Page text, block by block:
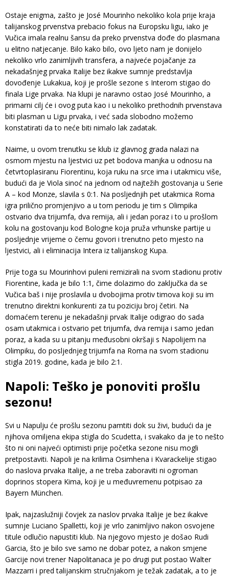
Ostaje enigma, zašto je José Mourinho nekoliko kola prije kraja
talijanskog prvenstva prebacio fokus na Europsku ligu, iako je
Vučica imala realnu šansu da preko prvenstva dođe do plasmana
u elitno natjecanje. Bilo kako bilo, ovo ljeto nam je donijelo
nekoliko vrlo zanimljivih transfera, a najveće pojačanje za
nekadašnjeg prvaka Italije bez ikakve sumnje predstavlja
dovođenje Lukakua, koji je prošle sezone s Interom stigao do
finala Lige prvaka. Na klupi je naravno ostao José Mourinho, a
primarni cilj će i ovog puta kao i u nekoliko prethodnih prvenstava
biti plasman u Ligu prvaka, i već sada slobodno možemo
konstatirati da to neće biti nimalo lak zadatak.
Naime, u ovom trenutku se klub iz glavnog grada nalazi na
osmom mjestu na ljestvici uz pet bodova manjka u odnosu na
četvrtoplasiranu Fiorentinu, koja ruku na srce ima i utakmicu više,
budući da je Viola sinoć na jednom od najtežih gostovanja u Serie
A – kod Monze, slavila s 0:1. Na posljednjih pet utakmica Roma
igra prilično promjenjivo a u tom periodu je tim s Olimpika
ostvario dva trijumfa, dva remija, ali i jedan poraz i to u prošlom
kolu na gostovanju kod Bologne koja pruža vrhunske partije u
posljednje vrijeme o čemu govori i trenutno peto mjesto na
ljestvici, ali i eliminacija Intera iz talijanskog Kupa.
Prije toga su Mourinhovi puleni remizirali na svom stadionu protiv
Fiorentine, kada je bilo 1:1, čime dolazimo do zaključka da se
Vučica baš i nije proslavila u dvobojima protiv timova koji su im
trenutno direktni konkurenti za tu poziciju broj četiri. Na
domaćem terenu je nekadašnji prvak Italije odigrao do sada
osam utakmica i ostvario pet trijumfa, dva remija i samo jedan
poraz, a kada su u pitanju međusobni okršaji s Napolijem na
Olimpiku, do posljednjeg trijumfa na Roma na svom stadionu
stigla 2019. godine, kada je bilo 2:1.
Napoli: Teško je ponoviti prošlu
sezonu!
Svi u Napulju će prošlu sezonu pamtiti dok su živi, budući da je
njihova omiljena ekipa stigla do Scudetta, i svakako da je to nešto
što ni oni najveći optimisti prije početka sezone nisu mogli
pretpostaviti. Napoli je na krilima Osimhena i Kvarackelije stigao
do naslova prvaka Italije, a ne treba zaboraviti ni ogroman
doprinos stopera Kima, koji je u međuvremenu potpisao za
Bayern München.
Ipak, najzaslužniji čovjek za naslov prvaka Italije je bez ikakve
sumnje Luciano Spalletti, koji je vrlo zanimljivo nakon osvojene
titule odlučio napustiti klub. Na njegovo mjesto je došao Rudi
Garcia, što je bilo sve samo ne dobar potez, a nakon smjene
Garcije novi trener Napolitanaca je po drugi put postao Walter
Mazzarri i pred talijanskim stručnjakom je težak zadatak, a to je